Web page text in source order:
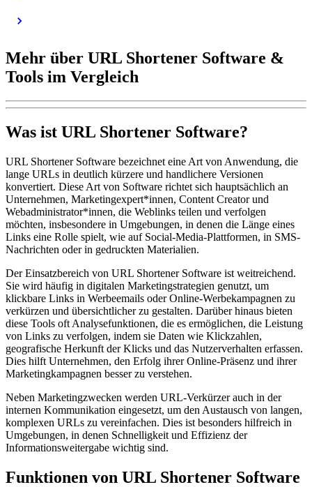
Mehr über URL Shortener Software &
Tools im Vergleich
Was ist URL Shortener Software?
URL Shortener Software bezeichnet eine Art von Anwendung, die
lange URLs in deutlich kürzere und handlichere Versionen
konvertiert. Diese Art von Software richtet sich hauptsächlich an
Unternehmen, Marketingexpert*innen, Content Creator und
Webadministrator*innen, die Weblinks teilen und verfolgen
möchten, insbesondere in Umgebungen, in denen die Länge eines
Links eine Rolle spielt, wie auf Social-Media-Plattformen, in SMS-
Nachrichten oder in gedruckten Materialien.
Der Einsatzbereich von URL Shortener Software ist weitreichend.
Sie wird häufig in digitalen Marketingstrategien genutzt, um
klickbare Links in Werbeemails oder Online-Werbekampagnen zu
verkürzen und übersichtlicher zu gestalten. Darüber hinaus bieten
diese Tools oft Analysefunktionen, die es ermöglichen, die Leistung
von Links zu verfolgen, indem sie Daten wie Klickzahlen,
geografische Herkunft der Klicks und das Nutzerverhalten erfassen.
Dies hilft Unternehmen, den Erfolg ihrer Online-Präsenz und ihrer
Marketingkampagnen besser zu verstehen.
Neben Marketingzwecken werden URL-Verkürzer auch in der
internen Kommunikation eingesetzt, um den Austausch von langen,
komplexen URLs zu vereinfachen. Dies ist besonders hilfreich in
Umgebungen, in denen Schnelligkeit und Effizienz der
Informationsweitergabe wichtig sind.
Funktionen von URL Shortener Software